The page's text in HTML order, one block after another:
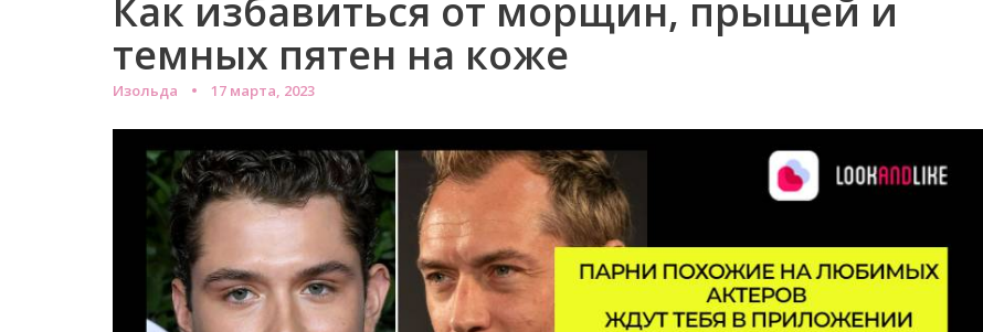
Как избавиться от морщин, прыщей и
темных пятен на коже
Изольда 17 марта, 2023